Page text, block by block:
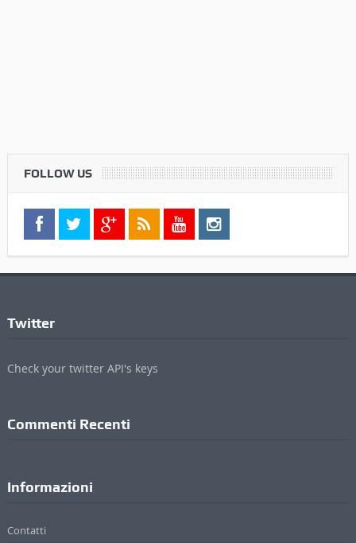
FOLLOW US
Twitter
Check your twitter API's keys
Commenti Recenti
Informazioni
Contatti